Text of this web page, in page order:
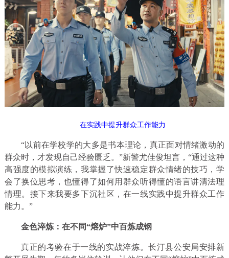
在实践中提升群众工作能力
“以前在学校学的大多是书本理论，真正面对情绪激动的
群众时，才发现自己经验匮乏。”新警尤佳俊坦言，“通过这种
高强度的模拟演练，我掌握了快速稳定群众情绪的技巧，学
会了换位思考，也懂得了如何用群众听得懂的语言讲清法理
情理。接下来我要多下沉社区，在一线实践中提升群众工作
能力。”
金色淬炼：在不同“熔炉”中百炼成钢
真正的考验在于一线的实战淬炼。长汀县公安局安排新